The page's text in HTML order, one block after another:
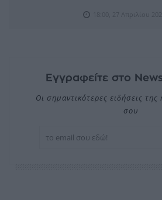
Εγγραφείτε στο
Οι σημαντικότερες ειδήσεις
σου